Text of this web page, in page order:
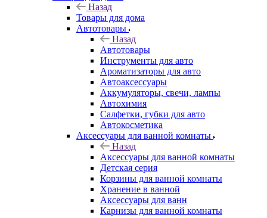
Назад
Товары для дома
Автотовары
Назад
Автотовары
Инструменты для авто
Ароматизаторы для авто
Автоаксессуары
Аккумуляторы, свечи, лампы
Автохимия
Салфетки, губки для авто
Автокосметика
Аксессуары для ванной комнаты
Назад
Аксессуары для ванной комнаты
Детская серия
Корзины для ванной комнаты
Хранение в ванной
Аксессуары для ванн
Карнизы для ванной комнаты